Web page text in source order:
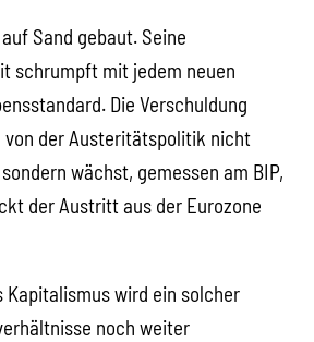
Sand gebaut. Seine
schrumpft mit jedem neuen
Die Verschuldung
von der Austeritätspolitik nicht
wächst, gemessen am BIP,
der Austritt aus der Eurozone
Kapitalismus wird ein solcher
noch weiter